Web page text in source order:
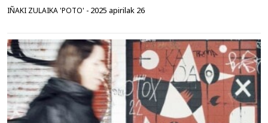
IÑAKI ZULAIKA 'POTO' - 2025 apirilak 26